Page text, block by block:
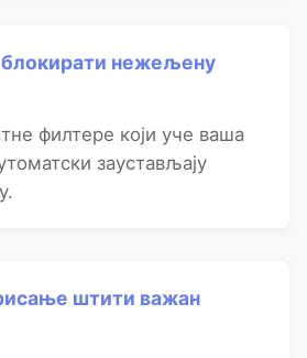
нежељену
филтере који уче ваша
заустављају
штити важан